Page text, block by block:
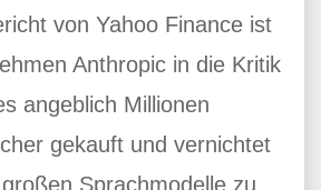
von Yahoo Finance ist
Anthropic in die Kritik
angeblich Millionen
gekauft und vernichtet
Sprachmodelle zu